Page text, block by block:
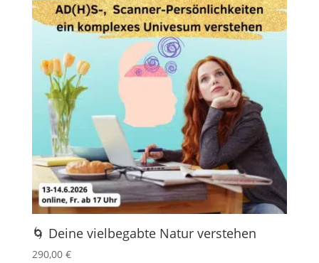
🌀 Deine vielbegabte Natur verstehen
290,00 €